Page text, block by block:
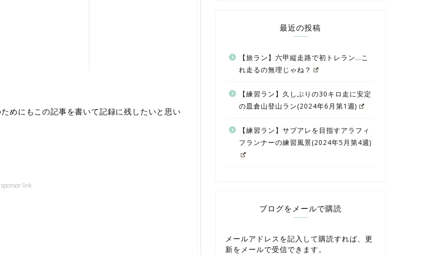
めにもこの記事を書いて記録に残したいと思い
sponsor link
最近の投稿
【旅ラン】六甲縦走路で初トレラン…こ
れ走るの無理じゃね？
【練習ラン】久しぶりの30キロ走に安定
の皿倉山登山ラン(2024年6月第1週)
【練習ラン】サブアレを目指すアラフィ
フランナーの練習風景(2024年5月第4週)
ブログをメールで購読
メールアドレスを記入して購読すれば、更
新をメールで受信できます。